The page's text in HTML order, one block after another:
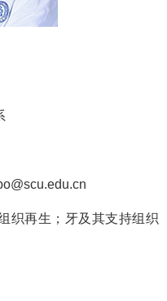
织再生；牙及其支持组织